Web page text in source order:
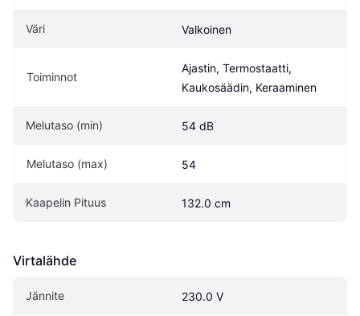
Väri Valkoinen
Toiminnot
Ajastin, Termostaatti,
Kaukosäädin, Keraaminen
Melutaso (min) 54 dB
Melutaso (max) 54
Kaapelin Pituus 132.0 cm
Virtalähde
Jännite 230.0 V